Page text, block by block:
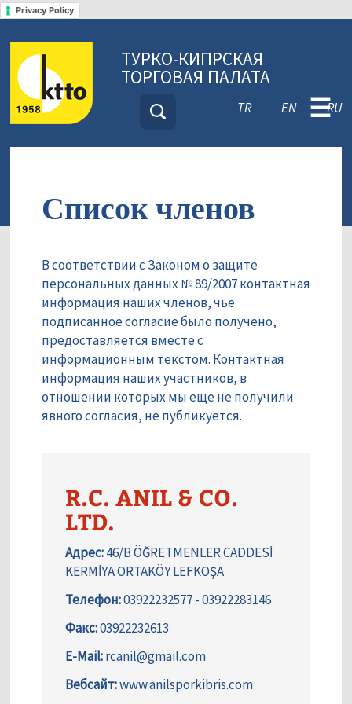
Privacy Policy
ТУРКО-КИПРСКАЯ
ТОРГОВАЯ ПАЛАТА
TR EN RU
☰
Список членов
В соответствии с Законом о защите
персональных данных № 89/2007 контактная
информация наших членов, чье
подписанное согласие было получено,
предоставляется вместе с
информационным текстом. Контактная
информация наших участников, в
отношении которых мы еще не получили
явного согласия, не публикуется.
R.C. ANIL & CO.
LTD.
Адрес:46/B ÖĞRETMENLER CADDESİ
KERMİYA ORTAKÖY LEFKOŞA
Телефон:03922232577 - 03922283146
Факс:03922232613
E-Mail:rcanil@gmail.com
Вебсайт:www.anilsporkibris.com